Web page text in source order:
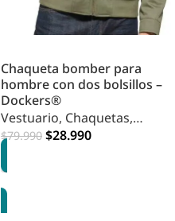
Chaqueta bomber para
hombre con dos bolsillos –
Dockers®
Vestuario, Chaquetas,
Hombre
$79.990 $28.990